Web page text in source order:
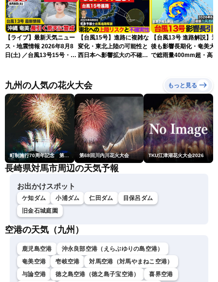
【ライブ】最新天気ニュー
ス・地震情報 2026年8月8
日(土) ／台風13号15号・ゲ
ニュースLiVEイブニング・
小川千奈／芳野達郎〉
【台風15号】進路に複雑な
変化・東北上陸の可能性と
西日本へ影響拡大の不確実
【台風13号 進路解説】
後も影響長期化・奄美大
で総雨量400mm超・高波
九州の人気の花火大会 もっと見る
第68回川内川花火大会 TKU江津湖花火大会2026
長崎県対馬市周辺の天気予報
お出かけスポット
ケ知ダム 小浦ダム 仁田ダム
目保呂ダム
旧金石城庭園
空港の天気（九州）
鹿児島空港
沖永良部空港（えらぶゆりの島空港）
奄美空港
壱岐空港
対馬空港（対馬やまねこ空港）
与論空港
徳之島空港（徳之島子宝空港）
喜界空港